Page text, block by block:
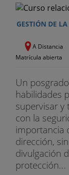
GESTIÓN DE
A Distancia
Matrícula abierta
Un
habilidades
supervisar y
con la
importancia
dirección,
divulgación
protección...